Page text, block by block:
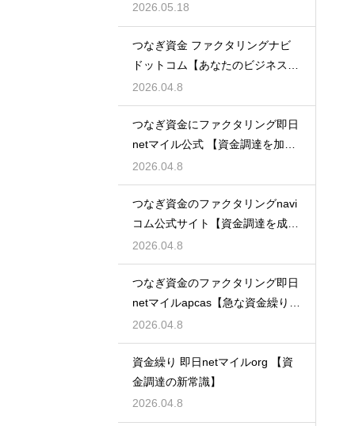
2026.05.18
つなぎ資金 ファクタリングナビ
ドットコム【あなたのビジネスを
支える】
2026.04.8
つなぎ資金にファクタリング即日
netマイル公式 【資金調達を加速
させる】
2026.04.8
つなぎ資金のファクタリングnavi
コム公式サイト【資金調達を成功
に導く】
2026.04.8
つなぎ資金のファクタリング即日
netマイルapcas【急な資金繰りに
も安心】
2026.04.8
資金繰り 即日netマイルorg 【資
金調達の新常識】
2026.04.8